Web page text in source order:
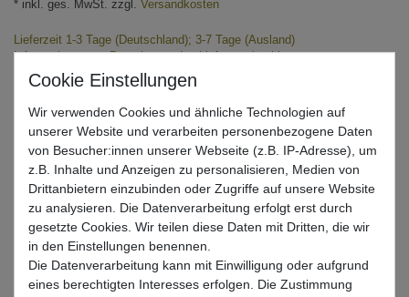
* inkl. ges. MwSt. zzgl. Versandkosten
Lieferzeit 1-3 Tage (Deutschland); 3-7 Tage (Ausland)
Informationen zur Berechnung des Liefertermins hier
In den Warenkorb
Wunschliste
Wir verwenden Cookies und ähnliche Technologien auf
unserer Website und verarbeiten personenbezogene Daten
von Besucher:innen unserer Webseite (z.B. IP-Adresse), um
z.B. Inhalte und Anzeigen zu personalisieren, Medien von
Drittanbietern einzubinden oder Zugriffe auf unsere Website
zu analysieren. Die Datenverarbeitung erfolgt erst durch
gesetzte Cookies. Wir teilen diese Daten mit Dritten, die wir
in den Einstellungen benennen.
Die Datenverarbeitung kann mit Einwilligung oder aufgrund
eines berechtigten Interesses erfolgen. Die Zustimmung